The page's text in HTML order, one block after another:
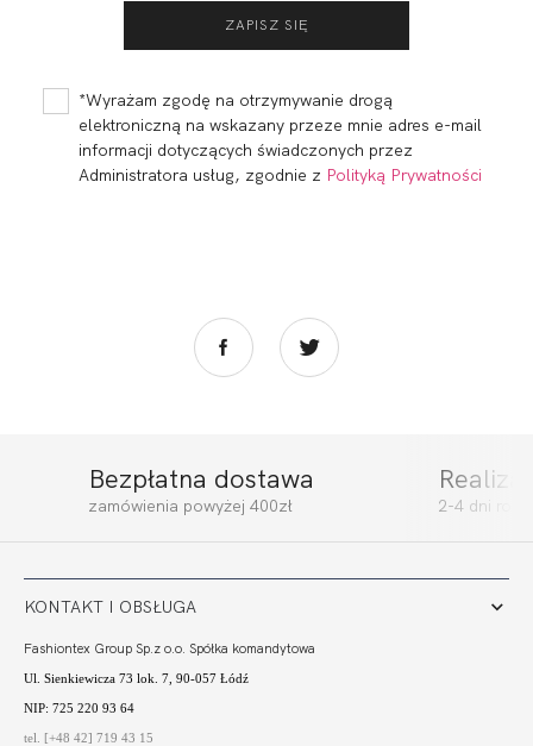
239,99 167,99 zł 329,98 230,99 zł
SUMMER NIGHT
SUMMER NIGHT
*Wyrażam zgodę na otrzymywanie drogą
elektroniczną na wskazany przeze mnie adres e-mail
informacji dotyczących świadczonych przez
Administratora usług, zgodnie z Polityką Prywatności
Bezpłatna dostawa
zamówienia powyżej 400zł 2-4 dni
KONTAKT I OBSŁUGA
Fashiontex Group Sp.z o.o. Spółka komandytowa
Ul. Sienkiewicza 73 lok. 7, 90-057 Łódź
NIP: 725 220 93 64
tel. [+48 42] 719 43 15